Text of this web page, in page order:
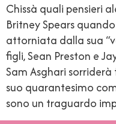
Chissà quali pensieri
Britney Spears
attorniata dalla sua
figli, Sean Preston e
Sam Asghari
suo quarantesimo
sono un traguardo